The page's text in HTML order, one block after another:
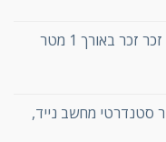
סטנדרטי מחשב נייד,